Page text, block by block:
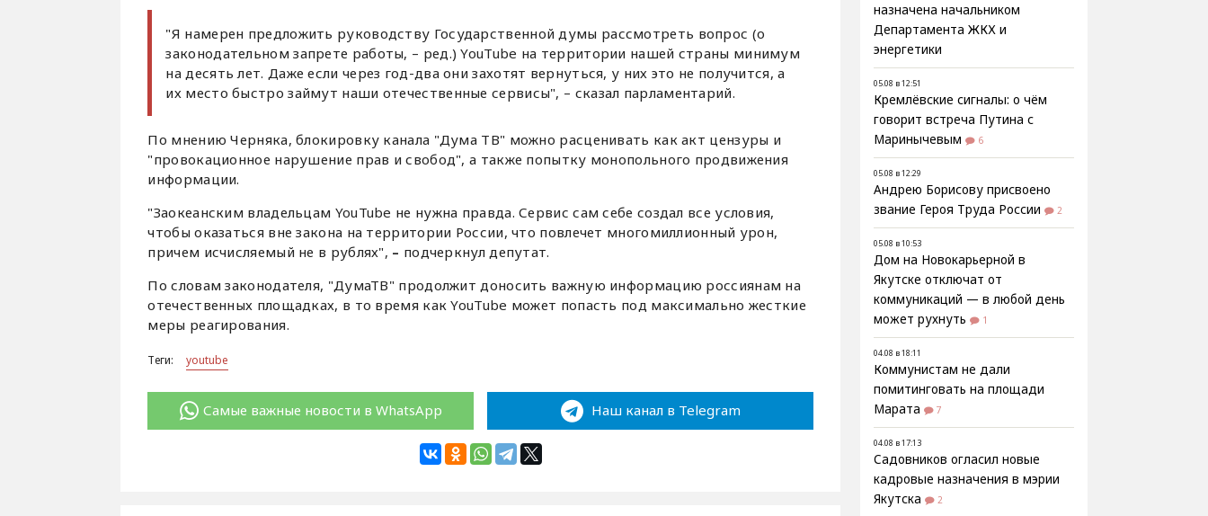
"Я намерен предложить руководству Государственной думы рассмотреть вопрос (о
законодательном запрете работы, – ред.) YouTube на территории нашей страны минимум
на десять лет. Даже если через год-два они захотят вернуться, у них это не получится, а
их место быстро займут наши отечественные сервисы", – сказал парламентарий.
По мнению Черняка, блокировку канала "Дума ТВ" можно расценивать как акт цензуры и
"провокационное нарушение прав и свобод", а также попытку монопольного продвижения
информации.
"Заокеанским владельцам YouTube не нужна правда. Сервис сам себе создал все условия,
чтобы оказаться вне закона на территории России, что повлечет многомиллионный урон,
причем исчисляемый не в рублях", – подчеркнул депутат.
По словам законодателя, "ДумаТВ" продолжит доносить важную информацию россиянам на
отечественных площадках, в то время как YouTube может попасть под максимально жесткие
меры реагирования.
Теги: youtube
Самые важные новости в WhatsApp Наш канал в Telegram
назначена начальником
Департамента ЖКХ и
энергетики
05.08 в 12:51
Кремлёвские сигналы: о чём
говорит встреча Путина с
Маринычевым
6
05.08 в 12:29
Андрею Борисову присвоено
звание Героя Труда России
2
05.08 в 10:53
Дом на Новокарьерной в
Якутске отключат от
коммуникаций — в любой день
может рухнуть
1
04.08 в 18:11
Коммунистам не дали
помитинговать на площади
Марата
7
04.08 в 17:13
Садовников огласил новые
кадровые назначения в мэрии
Якутска
2